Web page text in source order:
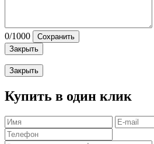
0/1000
Сохранить
Закрыть
Закрыть
Купить в один клик